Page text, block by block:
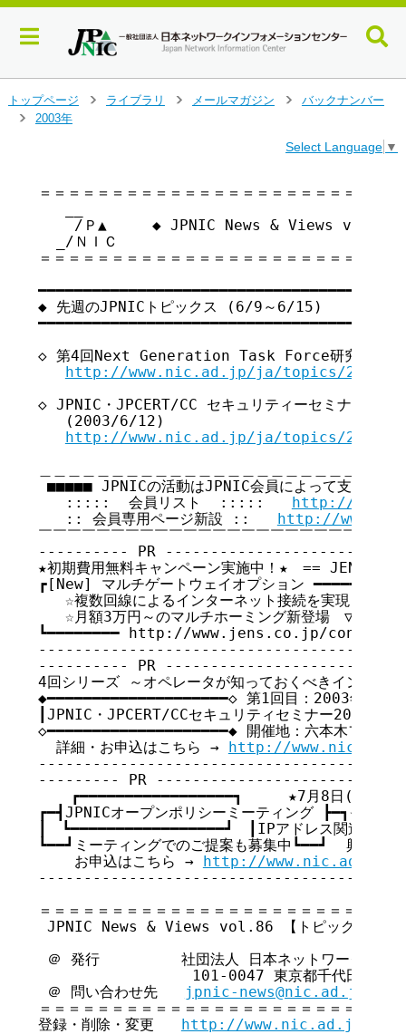
トップページ
ライブラリ
メールマガジン
バックナンバー
2003年
Select Language ▼
＝＝＝＝＝＝＝＝＝＝＝＝＝＝＝＝＝＝＝＝＝＝＝＝
/Ｐ▲     ◆ JPNIC News & Views vol.86【
  _/ＮＩＣ
＝＝＝＝＝＝＝＝＝＝＝＝＝＝＝＝＝＝＝＝＝＝＝＝
━━━━━━━━━━━━━━━━━━━━━━━━━━━━━━━━━━━
◆ 先週のJPNICトピックス (6/9～6/15)
━━━━━━━━━━━━━━━━━━━━━━━━━━━━━━━━━━━
◇ 第4回Next Generation Task Force研究会開
http://www.nic.ad.jp/ja/topics/2003/
◇ JPNIC・JPCERT/CC セキュリティーセミナー
   (2003/6/12)
http://www.nic.ad.jp/ja/topics/2003/
■■■■■ JPNICの活動はJPNIC会員によって支えられ
   :::::  会員リスト  :::::
http://
   :: 会員専用ページ新設 ::
http://
￣￣￣￣￣￣￣￣￣￣￣￣￣￣￣￣￣￣￣￣￣￣￣￣
---------- PR
★初期費用無料キャンペーン実施中！★　== JENS
┏[New] マルチゲートウェイオプション
☆複数回線によるインターネット
☆月額3万円～のマルチホーミング新登場　▽詳細
┗━━━━━━━━ http://www.jens.co.jp/con/
---------- PR
4回シリーズ ～オペレータが知っておくべきインシデ
◆━━━━━━━━━━━━━━━━━━━━◇ 第1回目：2003年7月7
┃JPNIC・JPCERT/CCセキュリティセミナー
◇━━━━━━━━━━━━━━━━━━━━◆ 開催地：六本木フォー
  詳細・お申込はこちら →
http://
--------- PR
　┏━━━━━━━━━━━━━━━━━┓     ★7月8日(火)
┏━┫JPNICオープンポリシーミーティング ┣━┓★大手町
┃　┗━━━━━━━━━━━━━━━━━┛　┃IPアドレス関連の動
┗━━┛ミーティングでのご提案も募集中┗━━┛  興味
    お申込はこちら →
http://www.nic.ad.jp/
＝＝＝＝＝＝＝＝＝＝＝＝＝＝＝＝＝＝＝＝＝＝＝＝
JPNIC News & Views vol.86 【トピックス号
＠ 発行         社団法人 日本ネットワークインフ
101-0047 東京都千代田区内
＠ 問い合わせ先
jpnic-news@nic.ad.jp
＝＝＝＝＝＝＝＝＝＝＝＝＝＝＝＝＝＝＝＝＝＝＝＝
登録・削除・変更 http://www.nic.ad.jp/ja/